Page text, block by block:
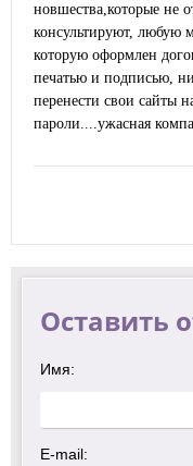
новшества,которые не
консультируют, любую
которую оформлен
печатью и подписью,
перенести свои сайты
пароли....ужасная
Оставить
Имя:
E-mail: